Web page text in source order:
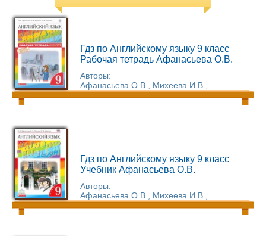
Гдз по Английскому языку 9 класс
Рабочая тетрадь Афанасьева О.В.
Авторы:
Афанасьева О.В., Михеева И.В., ...
Гдз по Английскому языку 9 класс
Учебник Афанасьева О.В.
Авторы:
Афанасьева О.В., Михеева И.В., ...